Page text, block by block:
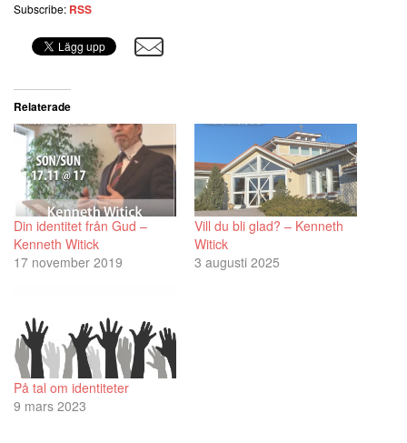
Subscribe: RSS
Relaterade
Din identitet från Gud –
Kenneth Witick
17 november 2019
Vill du bli glad? – Kenneth
Witick
3 augusti 2025
På tal om identiteter
9 mars 2023